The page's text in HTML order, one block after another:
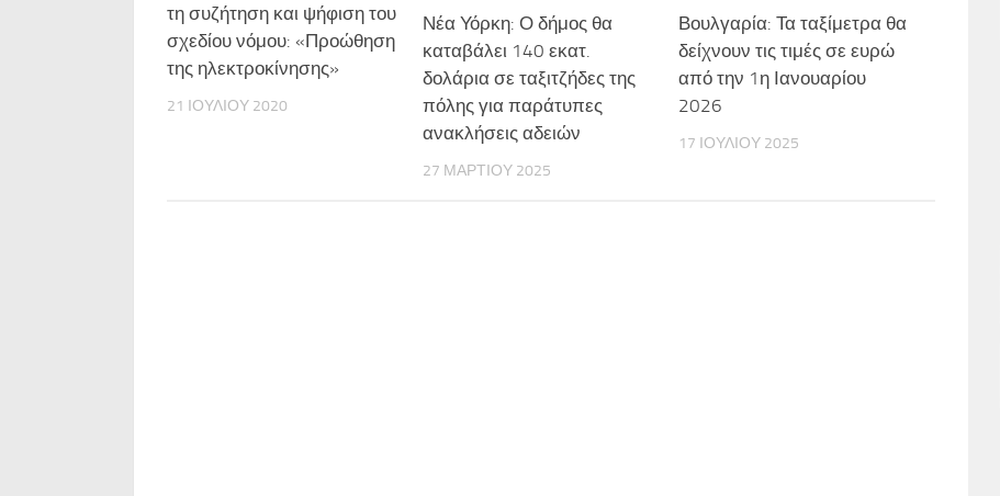
τη συζήτηση και ψήφιση του
σχεδίου νόμου: «Προώθηση
της ηλεκτροκίνησης»
21 ΙΟΥΛΊΟΥ 2020
Νέα Υόρκη: Ο δήμος θα
καταβάλει 140 εκατ.
δολάρια σε ταξιτζήδες της
πόλης για παράτυπες
ανακλήσεις αδειών
27 ΜΑΡΤΊΟΥ 2025
Βουλγαρία: Τα ταξίμετρα θα
δείχνουν τις τιμές σε ευρώ
από την 1η Ιανουαρίου
2026
17 ΙΟΥΛΊΟΥ 2025